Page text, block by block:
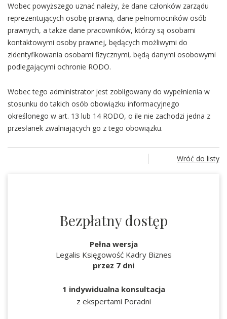
Wobec powyższego uznać należy, że dane członków zarządu
reprezentujących osobę prawną, dane pełnomocników osób
prawnych, a także dane pracowników, którzy są osobami
kontaktowymi osoby prawnej, będących możliwymi do
zidentyfikowania osobami fizycznymi, będą danymi osobowymi
podlegającymi ochronie RODO.
Wobec tego administrator jest zobligowany do wypełnienia w
stosunku do takich osób obowiązku informacyjnego
określonego w art. 13 lub 14 RODO, o ile nie zachodzi jedna z
przesłanek zwalniających go z tego obowiązku.
Wróć do listy
Bezpłatny dostęp
Pełna wersja
Legalis Księgowość Kadry Biznes
przez 7 dni
1 indywidualna konsultacja
z ekspertami Poradni